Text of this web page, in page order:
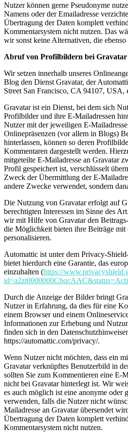
Nutzer können gerne Pseudonyme
Namens oder der Emailadresse
Übertragung der Daten komplett
Kommentarsystem nicht nutzen. Das
wir sonst keine Alternativen, die
Abruf von Profilbildern bei Gravatar
Wir setzen innerhalb unseres
Blog den Dienst Gravatar, der
Street San Francisco, CA 94107, USA,
Gravatar ist ein Dienst, bei dem sich
Profilbilder und ihre E-Mailadressen
Nutzer mit der jeweiligen E-
Onlinepräsenzen (vor allem in Blogs)
hinterlassen, können so deren
Kommentaren dargestellt werden.
mitgeteilte E-Mailadresse an Gravatar
Profil gespeichert ist, verschlüsselt
Zweck der Übermittlung der E-
andere Zwecke verwendet, sondern
Die Nutzung von Gravatar erfolgt auf
berechtigten Interessen im Sinne des
wir mit Hilfe von Gravatar den
die Möglichkeit bieten ihre Beiträge
personalisieren.
Automattic ist unter dem Privacy-
bietet hierdurch eine Garantie, das
einzuhalten (https://
Durch die Anzeige der Bilder bringt
Nutzer in Erfahrung, da dies für eine
einem Browser und einem
Informationen zur Erhebung und
finden sich in den
https://automattic.com/privacy/.
Wenn Nutzer nicht möchten, dass ein
Gravatar verknüpftes Benutzerbild in
sollten Sie zum Kommentieren eine E-
nicht bei Gravatar hinterlegt ist. Wir
es auch möglich ist eine anonyme oder
verwenden, falls die Nutzer nicht
Mailadresse an Gravatar übersendet
Übertragung der Daten komplett
Kommentarsystem nicht nutzen.